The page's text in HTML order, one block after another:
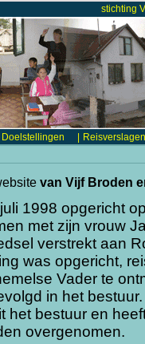
stichting
Doelstellingen Reisverslagen
van Vijf Broden
1998 opgericht
met zijn vrouw
verstrekt aan
was opgericht,
Vader te
in het
het bestuur en
overgenomen.